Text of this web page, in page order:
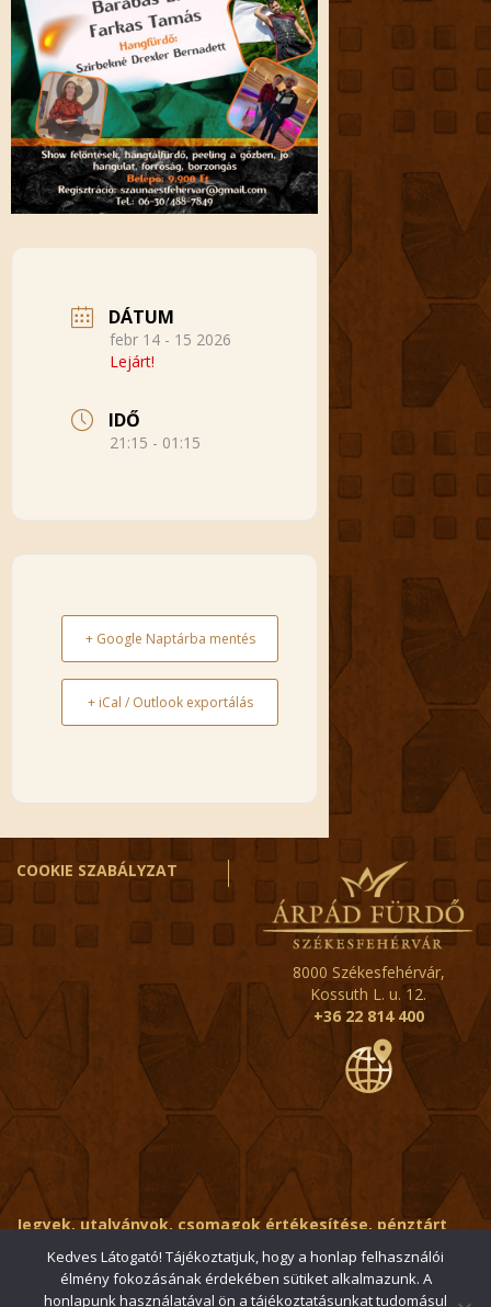
DÁTUM
febr 14 - 15 2026
Lejárt!
IDŐ
21:15 - 01:15
+ Google Naptárba mentés
+ iCal / Outlook exportálás
COOKIE SZABÁLYZAT
8000 Székesfehérvár,
Kossuth L. u. 12.
+36 22 814 400
Jegyek, utalványok, csomagok értékesítése, pénztárt
Általános érdeklődés: info@fehervar-arpadfurdo.hu
Kedves Látogató! Tájékoztatjuk, hogy a honlap felhasználói
élmény fokozásának érdekében sütiket alkalmazunk. A
honlapunk használatával ön a tájékoztatásunkat tudomásul